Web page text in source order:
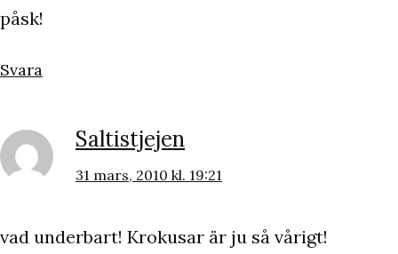
påsk!
Svara
Saltistjejen
31 mars, 2010 kl. 19:21
vad underbart! Krokusar är ju så vårigt!